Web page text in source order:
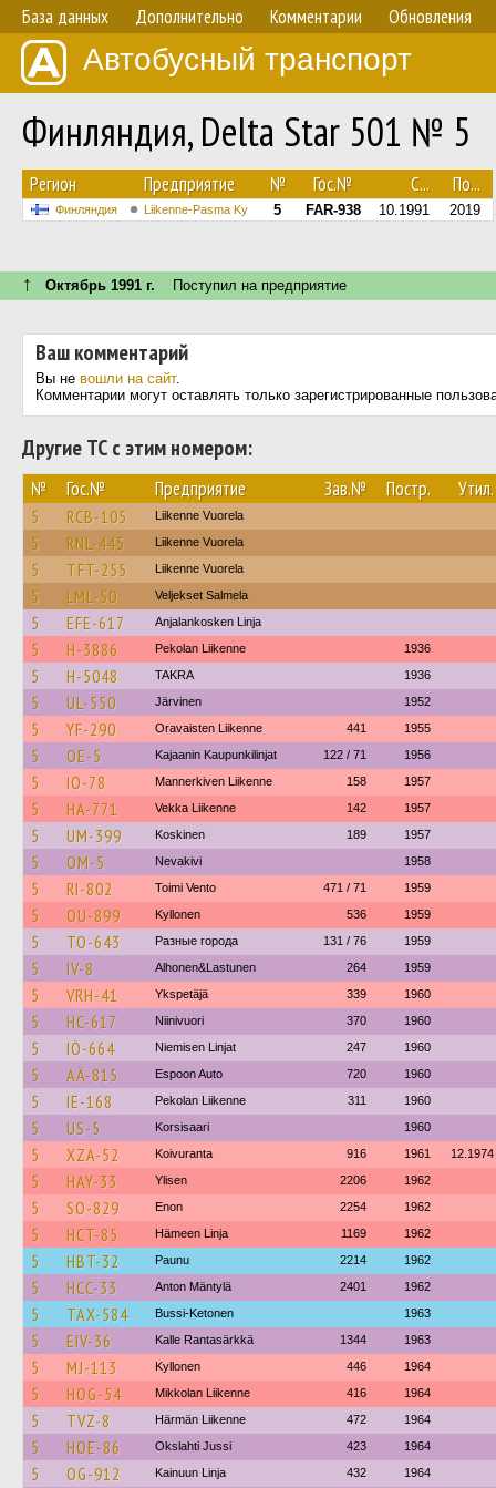
База данных Дополнительно Комментарии Обновления
Автобусный транспорт
Финляндия, Delta Star 501 № 5
Регион Предприятие № Гос.№ С... По...
Финляндия Liikenne-Pasma Ky 5 FAR-938 10.1991 2019
↑ Октябрь 1991 г. Поступил на предприятие
Ваш комментарий
Вы не вошли на сайт.
Комментарии могут оставлять только зарегистрированные
Другие ТС с этим номером:
№ Гос.№ Предприятие Зав.№ Постр. Утил.
5 RCB-105 Liikenne Vuorela
5 RNL-445 Liikenne Vuorela
5 TFT-255 Liikenne Vuorela
5 LML-50 Veljekset Salmela
5 EFE-617 Anjalankosken Linja
5 H-3886 Pekolan Liikenne 1936
5 H-5048 TAKRA 1936
5 UL-550 Järvinen 1952
5 YF-290 Oravaisten Liikenne 441 1955
5 OE-5 Kajaanin Kaupunkilinjat 122 / 71 1956
5 IO-78 Mannerkiven Liikenne 158 1957
5 HA-771 Vekka Liikenne 142 1957
5 UM-399 Koskinen 189 1957
5 OM-5 Nevakivi 1958
5 RI-802 Toimi Vento 471 / 71 1959
5 OU-899 Kyllonen 536 1959
5 TO-643 Разные города 131 / 76 1959
5 IV-8 Alhonen&Lastunen 264 1959
5 VRH-41 Ykspetäjä 339 1960
5 HC-617 Niinivuori 370 1960
5 IÖ-664 Niemisen Linjat 247 1960
5 AÄ-815 Espoon Auto 720 1960
5 IE-168 Pekolan Liikenne 311 1960
5 US-5 Korsisaari 1960
5 XZA-52 Koivuranta 916 1961 12.1974
5 HAY-33 Ylisen 2206 1962
5 SO-829 Enon 2254 1962
5 HCT-85 Hämeen Linja 1169 1962
5 HBT-32 Paunu 2214 1962
5 HCC-33 Anton Mäntylä 2401 1962
5 TAX-584 Bussi-Ketonen 1963
5 EIV-36 Kalle Rantasärkkä 1344 1963
5 MJ-113 Kyllonen 446 1964
5 HOG-54 Mikkolan Liikenne 416 1964
5 TVZ-8 Härmän Liikenne 472 1964
5 HOE-86 Okslahti Jussi 423 1964
5 OG-912 Kainuun Linja 432 1964